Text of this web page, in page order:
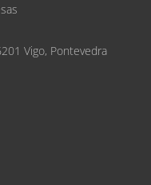
Vigo, Pontevedra